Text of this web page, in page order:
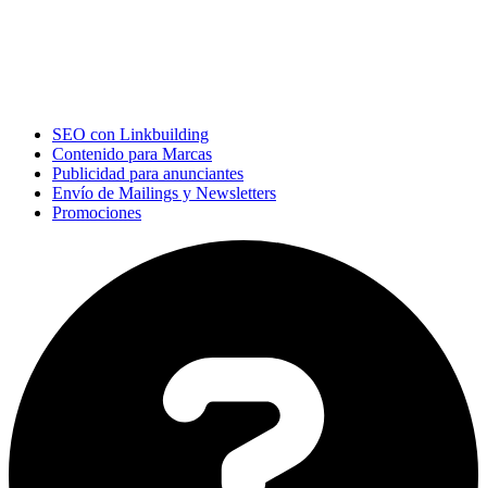
SEO con Linkbuilding
Contenido para Marcas
Publicidad para anunciantes
Envío de Mailings y Newsletters
Promociones